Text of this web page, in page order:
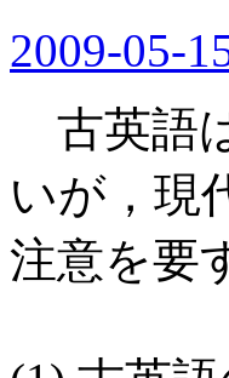
2009-05-
古英語
いが，現
注意を要